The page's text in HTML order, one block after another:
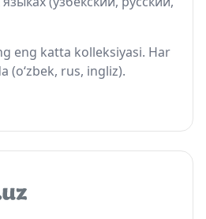
eng katta kolleksiyasi. Har
(o‘zbek, rus, ingliz).